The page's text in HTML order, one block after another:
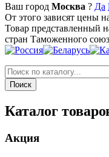
Ваш город Москва ? Да
От этого зависят цены
Товар представленный
стран Таможенного
Каталог
Акция